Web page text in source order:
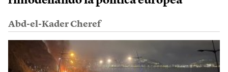
Abd-el-Kader Cheref